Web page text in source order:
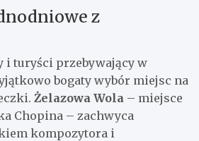
z
i turyści przebywający w
bogaty wybór miejsc na
Żelazowa Wola – miejsce
Chopina – zachwyca
kompozytora i